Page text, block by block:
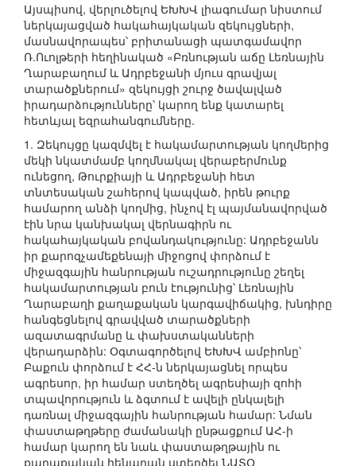
Այսպիսով, վերլուծելով ԵԽԽՎ լիագումար նիստում
ներկայացված հակահայկական զեկույցների,
մասնավորապես՝ բրիտանացի պատգամավոր
Ռ.Ուոլթերի հեղինակած «Բռնության աճը Լեռնային
Ղարաբաղում և Ադրբեջանի մյուս գրավյալ
տարածքներում» զեկույցի շուրջ ծավալված
իրադարձությունները՝ կարող ենք կատարել
հետևյալ եզրահանգումները.
1. Զեկույցը կազմվել է հակամարտության կողմերից
մեկի նկատմամբ կողմնակալ վերաբերմունք
ունեցող, Թուրքիայի և Ադրբեջանի հետ
տնտեսական շահերով կապված, իրեն թուրք
համարող անձի կողմից, ինչով էլ պայմանավորված
էին նրա կանխակալ վերնագիրն ու
հակահայկական բովանդակությունը: Ադրբեջանն
իր քարոզչամեքենայի միջոցով փորձում է
միջազգային հանրության ուշադրությունը շեղել
հակամարտության բուն էությունից՝ Լեռնային
Ղարաբաղի քաղաքական կարգավիճակից, խնդիրը
հանգեցնելով գրավված տարածքների
ազատագրմանը և փախստականների
վերադարձին: Օգտագործելով ԵԽԽՎ ամբիոնը՝
Բաքուն փորձում է ՀՀ-ն ներկայացնել որպես
ագրեսոր, իր համար ստեղծել ագրեսիայի զոհի
տպավորություն և ձգտում է ավելի ընկալելի
դառնալ միջազգային հանրության համար: Նման
փաստաթղթերը ժամանակի ընթացքում ԱՀ-ի
համար կարող են նաև փաստաթղթային ու
քաղաքական հենարան ստեղծել ՆԱՏՕ